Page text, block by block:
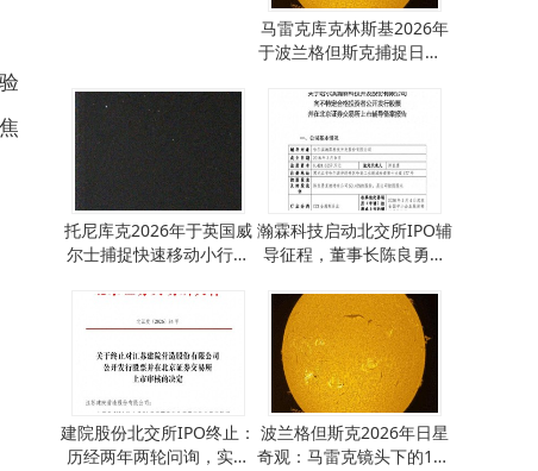
马雷克库克林斯基2026年
于波兰格但斯克捕捉日星1
托尼库克2026年于英国威
尔士捕捉快速移动小行星
瀚霖科技启动北交所IPO辅
导征程，董事长陈良勇掌
建院股份北交所IPO终止：
历经两年两轮问询，实控
波兰格但斯克2026年日星
奇观：马雷克镜头下的100